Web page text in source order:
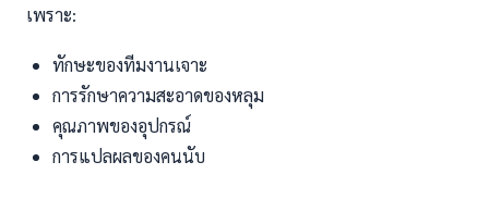
เพราะ:
ทักษะของทีมงานเจาะ
การรักษาความสะอาดของหลุม
คุณภาพของอุปกรณ์
การแปลผลของคนนับ